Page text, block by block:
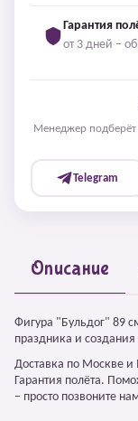
Гарантия
от 3 дней –
Менеджер
Telegram
Описание
Фигура "Бульдог" 89
праздника и
Доставка по Москве и
Гарантия полёта.
– просто позвоните